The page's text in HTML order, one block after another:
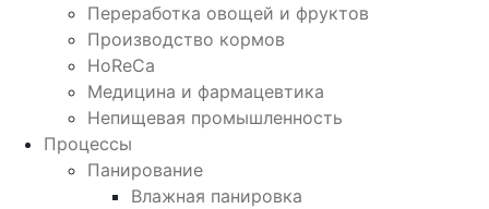
Переработка овощей и фруктов
Производство кормов
HoReCa
Медицина и фармацевтика
Непищевая промышленность
Процессы
Панирование
Влажная панировка